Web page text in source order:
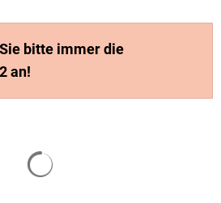
bitte immer die
an!